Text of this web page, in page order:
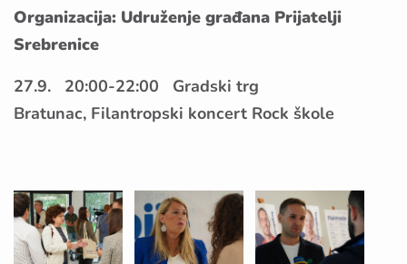
Organizacija: Udruženje građana Prijatelji
Srebrenice
27.9. 20:00-22:00 Gradski trg
Bratunac, Filantropski koncert Rock škole